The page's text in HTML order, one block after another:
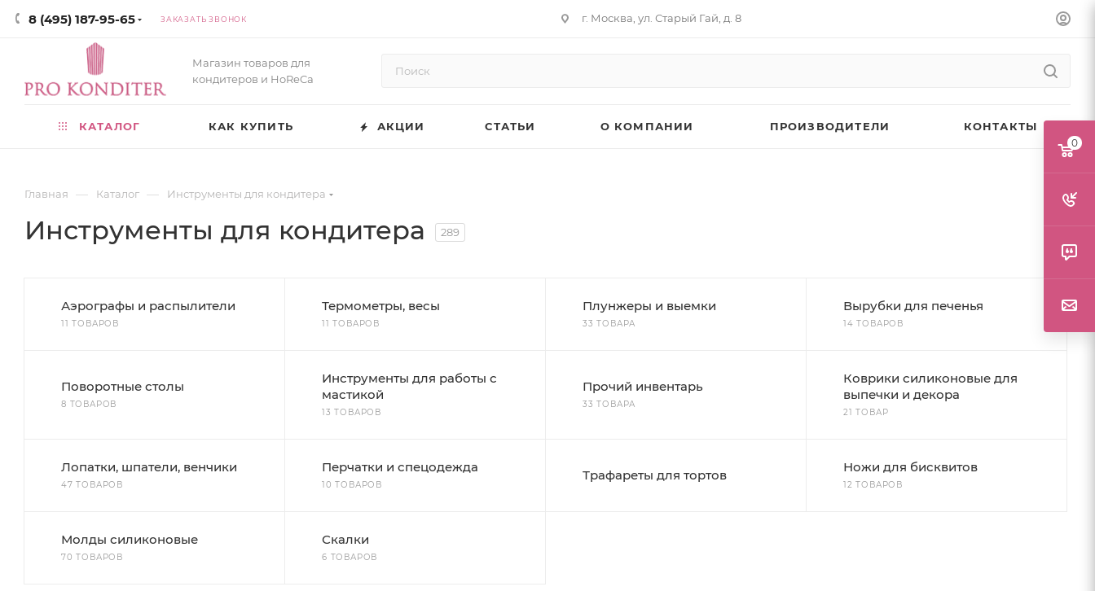
8 (495) 187-95-65 ЗАКАЗАТЬ ЗВОНОК г. Москва, ул. Старый Гай, д. 8
Магазин товаров для
кондитеров и HoReCa
КАТАЛОГ КАК КУПИТЬ АКЦИИ СТАТЬИ О КОМПАНИИ ПРОИЗВОДИТЕЛИ КОНТАКТЫ
Главная — Каталог — Инструменты для кондитера
Инструменты для кондитера 289
Аэрографы и распылители
11 ТОВАРОВ
Термометры, весы
11 ТОВАРОВ
Плунжеры и выемки
33 ТОВАРА
Вырубки для печенья
14 ТОВАРОВ
Поворотные столы
8 ТОВАРОВ
Инструменты для работы с
мастикой
13 ТОВАРОВ
Прочий инвентарь
33 ТОВАРА
Коврики силиконовые для
выпечки и декора
21 ТОВАР
Лопатки, шпатели, венчики
47 ТОВАРОВ
Перчатки и спецодежда
10 ТОВАРОВ
Трафареты для тортов
Ножи для бисквитов
12 ТОВАРОВ
Молды силиконовые
70 ТОВАРОВ
Скалки
6 ТОВАРОВ
0